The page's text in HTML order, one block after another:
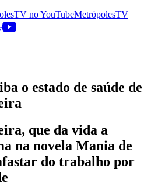
noYouTubeMetrópolesTV
o estado de saúde de
que da vida a
na novela Mania de
do trabalho por